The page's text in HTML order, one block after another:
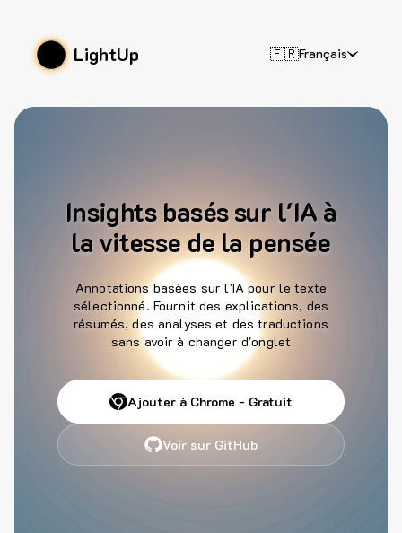
LightUp 🇫🇷Français
Insights basés sur l'IA à
la vitesse de la pensée
Annotations basées sur l'IA pour le texte
sélectionné. Fournit des explications, des
résumés, des analyses et des traductions
sans avoir à changer d'onglet
Ajouter à Chrome - Gratuit
Voir sur GitHub